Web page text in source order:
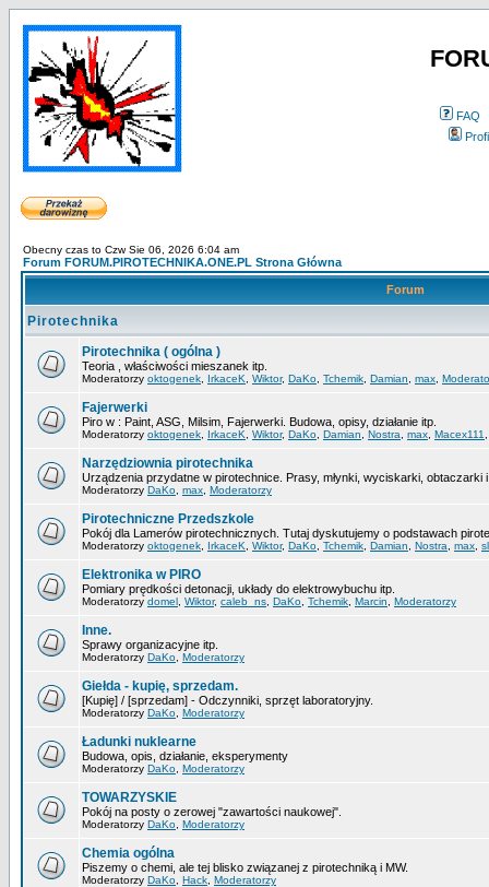
FAQ
Obecny czas to Czw Sie 06, 2026 6:04 am
Forum FORUM.PIROTECHNIKA.ONE.PL Strona Główna
Forum
Pirotechnika
Pirotechnika ( ogólna )
Teoria , właściwości mieszanek itp.
Moderatorzy oktogenek IrkaceK Wiktor, DaKo Tchemik Damian max
Fajerwerki
Piro w : Paint, ASG, Milsim, Fajerwerki. Budowa, opisy, działanie itp.
Moderatorzy oktogenek IrkaceK Wiktor, DaKo Damian Nostra max Macex111
Narzędziownia pirotechnika
Urządzenia przydatne w pirotechnice. Prasy, młynki, wyciskarki, obtaczarki
Moderatorzy DaKo max Moderatorzy
Pirotechniczne Przedszkole
Pokój dla Lamerów pirotechnicznych. Tutaj dyskutujemy o podstawach
Moderatorzy oktogenek IrkaceK Wiktor, DaKo Tchemik Damian Nostra max
Elektronika w PIRO
Pomiary prędkości detonacji, układy do elektrowybuchu itp.
Moderatorzy domel Wiktor, caleb_ns DaKo Tchemik Marcin Moderatorzy
Inne.
Sprawy organizacyjne itp.
Moderatorzy DaKo Moderatorzy
Giełda - kupię, sprzedam.
[Kupię] / [sprzedam] - Odczynniki, sprzęt laboratoryjny.
Moderatorzy DaKo Moderatorzy
Ładunki nuklearne
Budowa, opis, działanie, eksperymenty
Moderatorzy DaKo Moderatorzy
TOWARZYSKIE
Pokój na posty o zerowej "zawartości naukowej".
Moderatorzy DaKo Moderatorzy
Chemia ogólna
Piszemy o chemi, ale tej blisko związanej z pirotechniką i MW.
Moderatorzy DaKo Hack Moderatorzy